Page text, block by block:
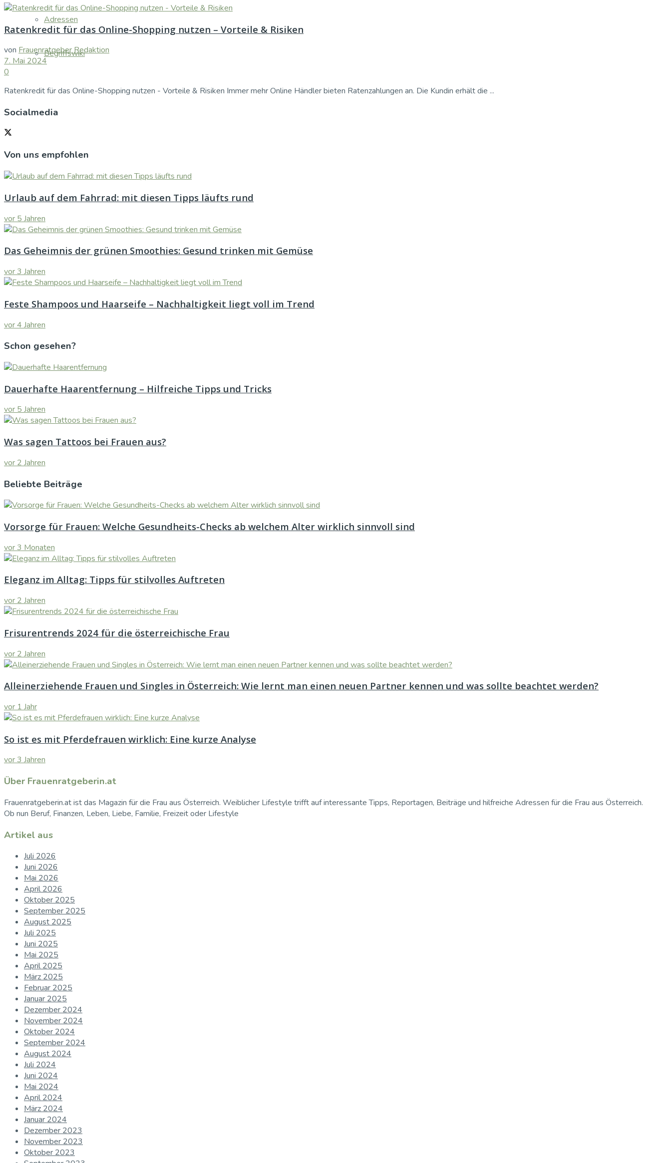
Adressen
Begriffswiki
Ratenkredit für das Online-Shopping nutzen – Vorteile & Risiken
von Frauenratgeber Redaktion
7. Mai 2024
0
Ratenkredit für das Online-Shopping nutzen - Vorteile & Risiken Immer mehr Online Händler bieten Ratenzahlungen an. Die Kundin erhält die ...
Socialmedia
Von uns empfohlen
Urlaub auf dem Fahrrad: mit diesen Tipps läufts rund
vor 5 Jahren
Das Geheimnis der grünen Smoothies: Gesund trinken mit Gemüse
vor 3 Jahren
Feste Shampoos und Haarseife – Nachhaltigkeit liegt voll im Trend
vor 4 Jahren
Schon gesehen?
Dauerhafte Haarentfernung – Hilfreiche Tipps und Tricks
vor 5 Jahren
Was sagen Tattoos bei Frauen aus?
vor 2 Jahren
Beliebte Beiträge
Vorsorge für Frauen: Welche Gesundheits-Checks ab welchem Alter wirklich sinnvoll sind
vor 3 Monaten
Eleganz im Alltag: Tipps für stilvolles Auftreten
vor 2 Jahren
Frisurentrends 2024 für die österreichische Frau
vor 2 Jahren
Alleinerziehende Frauen und Singles in Österreich: Wie lernt man einen neuen Partner kennen und was sollte beachtet werden?
vor 1 Jahr
So ist es mit Pferdefrauen wirklich: Eine kurze Analyse
vor 3 Jahren
Über Frauenratgeberin.at
Frauenratgeberin.at ist das Magazin für die Frau aus Österreich. Weiblicher Lifestyle trifft auf interessante Tipps, Reportagen, Beiträge und hilfreiche Adressen für die Frau aus Österreich.
Ob nun Beruf, Finanzen, Leben, Liebe, Familie, Freizeit oder Lifestyle
Artikel aus
Juli 2026
Juni 2026
Mai 2026
April 2026
Oktober 2025
September 2025
August 2025
Juli 2025
Juni 2025
Mai 2025
April 2025
März 2025
Februar 2025
Januar 2025
Dezember 2024
November 2024
Oktober 2024
September 2024
August 2024
Juli 2024
Juni 2024
Mai 2024
April 2024
März 2024
Januar 2024
Dezember 2023
November 2023
Oktober 2023